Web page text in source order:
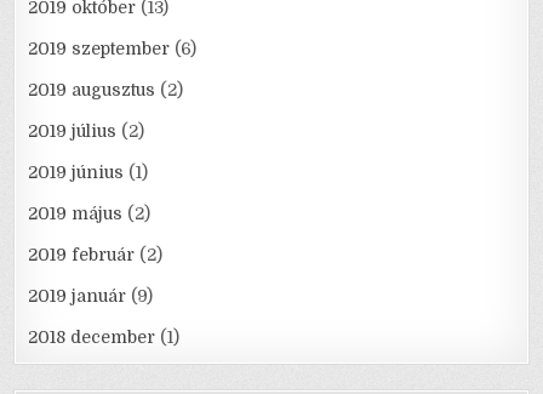
2019 október (13)
2019 szeptember (6)
2019 augusztus (2)
2019 július (2)
2019 június (1)
2019 május (2)
2019 február (2)
2019 január (9)
2018 december (1)